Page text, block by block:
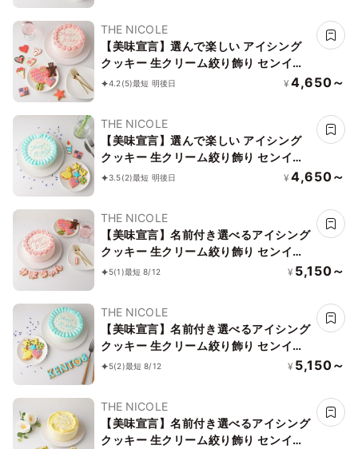
THE NICOLE
【美味宣言】選んで楽しい アイシング
クッキー 生クリーム絞り飾り センイル
ケーキ（赤） クリームカラーは5色から
4.2(5)最短 明後日 ¥ 4,650～
THE NICOLE
【美味宣言】選んで楽しい アイシング
クッキー 生クリーム絞り飾り センイル
ケーキ（青） クリームカラーは5色から
3.5(2)最短 明後日 ¥ 4,650～
THE NICOLE
【美味宣言】名前付き選べるアイシング
クッキー 生クリーム絞り飾り センイル
ケーキ（赤） クリームカラーは5色から
5(1)最短 8/12 ¥ 5,150～
THE NICOLE
【美味宣言】名前付き選べるアイシング
クッキー 生クリーム絞り飾り センイル
ケーキ（青） クリームカラーは5色から
5(2)最短 8/12 ¥ 5,150～
THE NICOLE
【美味宣言】名前付き選べるアイシング
クッキー 生クリーム絞り飾り センイル